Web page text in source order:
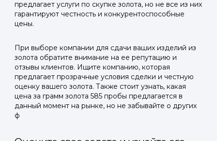
предлагает услуги по скупке золота, но не все из них
гарантируют честность и конкурентоспособные
цены.
При выборе компании для сдачи ваших изделий из
золота обратите внимание на ее репутацию и
отзывы клиентов. Ищите компанию, которая
предлагает прозрачные условия сделки и честную
оценку вашего золота. Также стоит узнать, какая
цена за грамм золота 585 пробы предлагается в
данный момент на рынке, но не забывайте о других
ф